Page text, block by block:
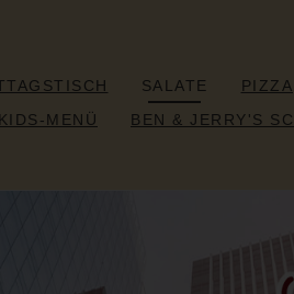
SALATE PIZZA
KIDS-MENÜ BEN & JERRY'S